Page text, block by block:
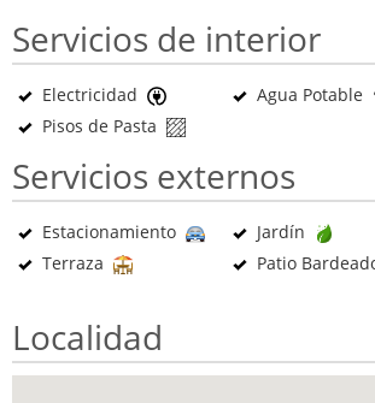
Servicios de interior
Electricidad
Agua Potable
Pisos de Pasta
Servicios externos
Estacionamiento
Jardín
Terraza
Patio
Localidad